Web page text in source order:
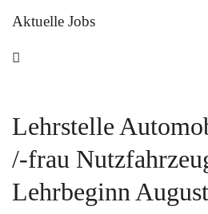
Aktuelle Jobs
Lehrstelle
/-frau
Lehrbeginn